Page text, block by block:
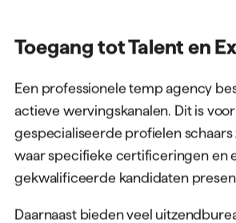
Toegang tot Talent en
Een professionele temp agency
actieve wervingskanalen. Dit is
gespecialiseerde profielen schaars
waar specifieke certificeringen en
gekwalificeerde kandidaten
Daarnaast bieden veel